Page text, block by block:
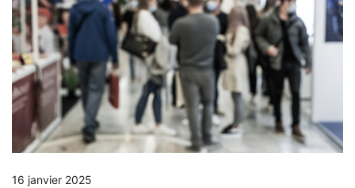
16 janvier 2025